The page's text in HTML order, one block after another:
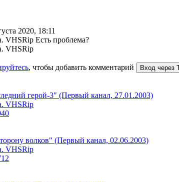
2020, 18:11
VHSRip Есть проблема?
VHSRip
, чтобы добавить комментарий Вход через
герой-3" (Первый канал, 27.01.2003)
VHSRip
волков" (Первый канал, 02.06.2003)
VHSRip